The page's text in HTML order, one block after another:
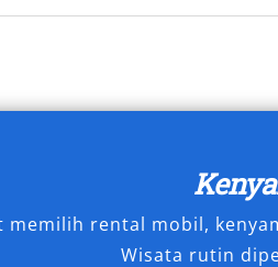
Baik untuk perjalanan
Fortuner 4×2
memilih rental mobil,
Wisata rutin